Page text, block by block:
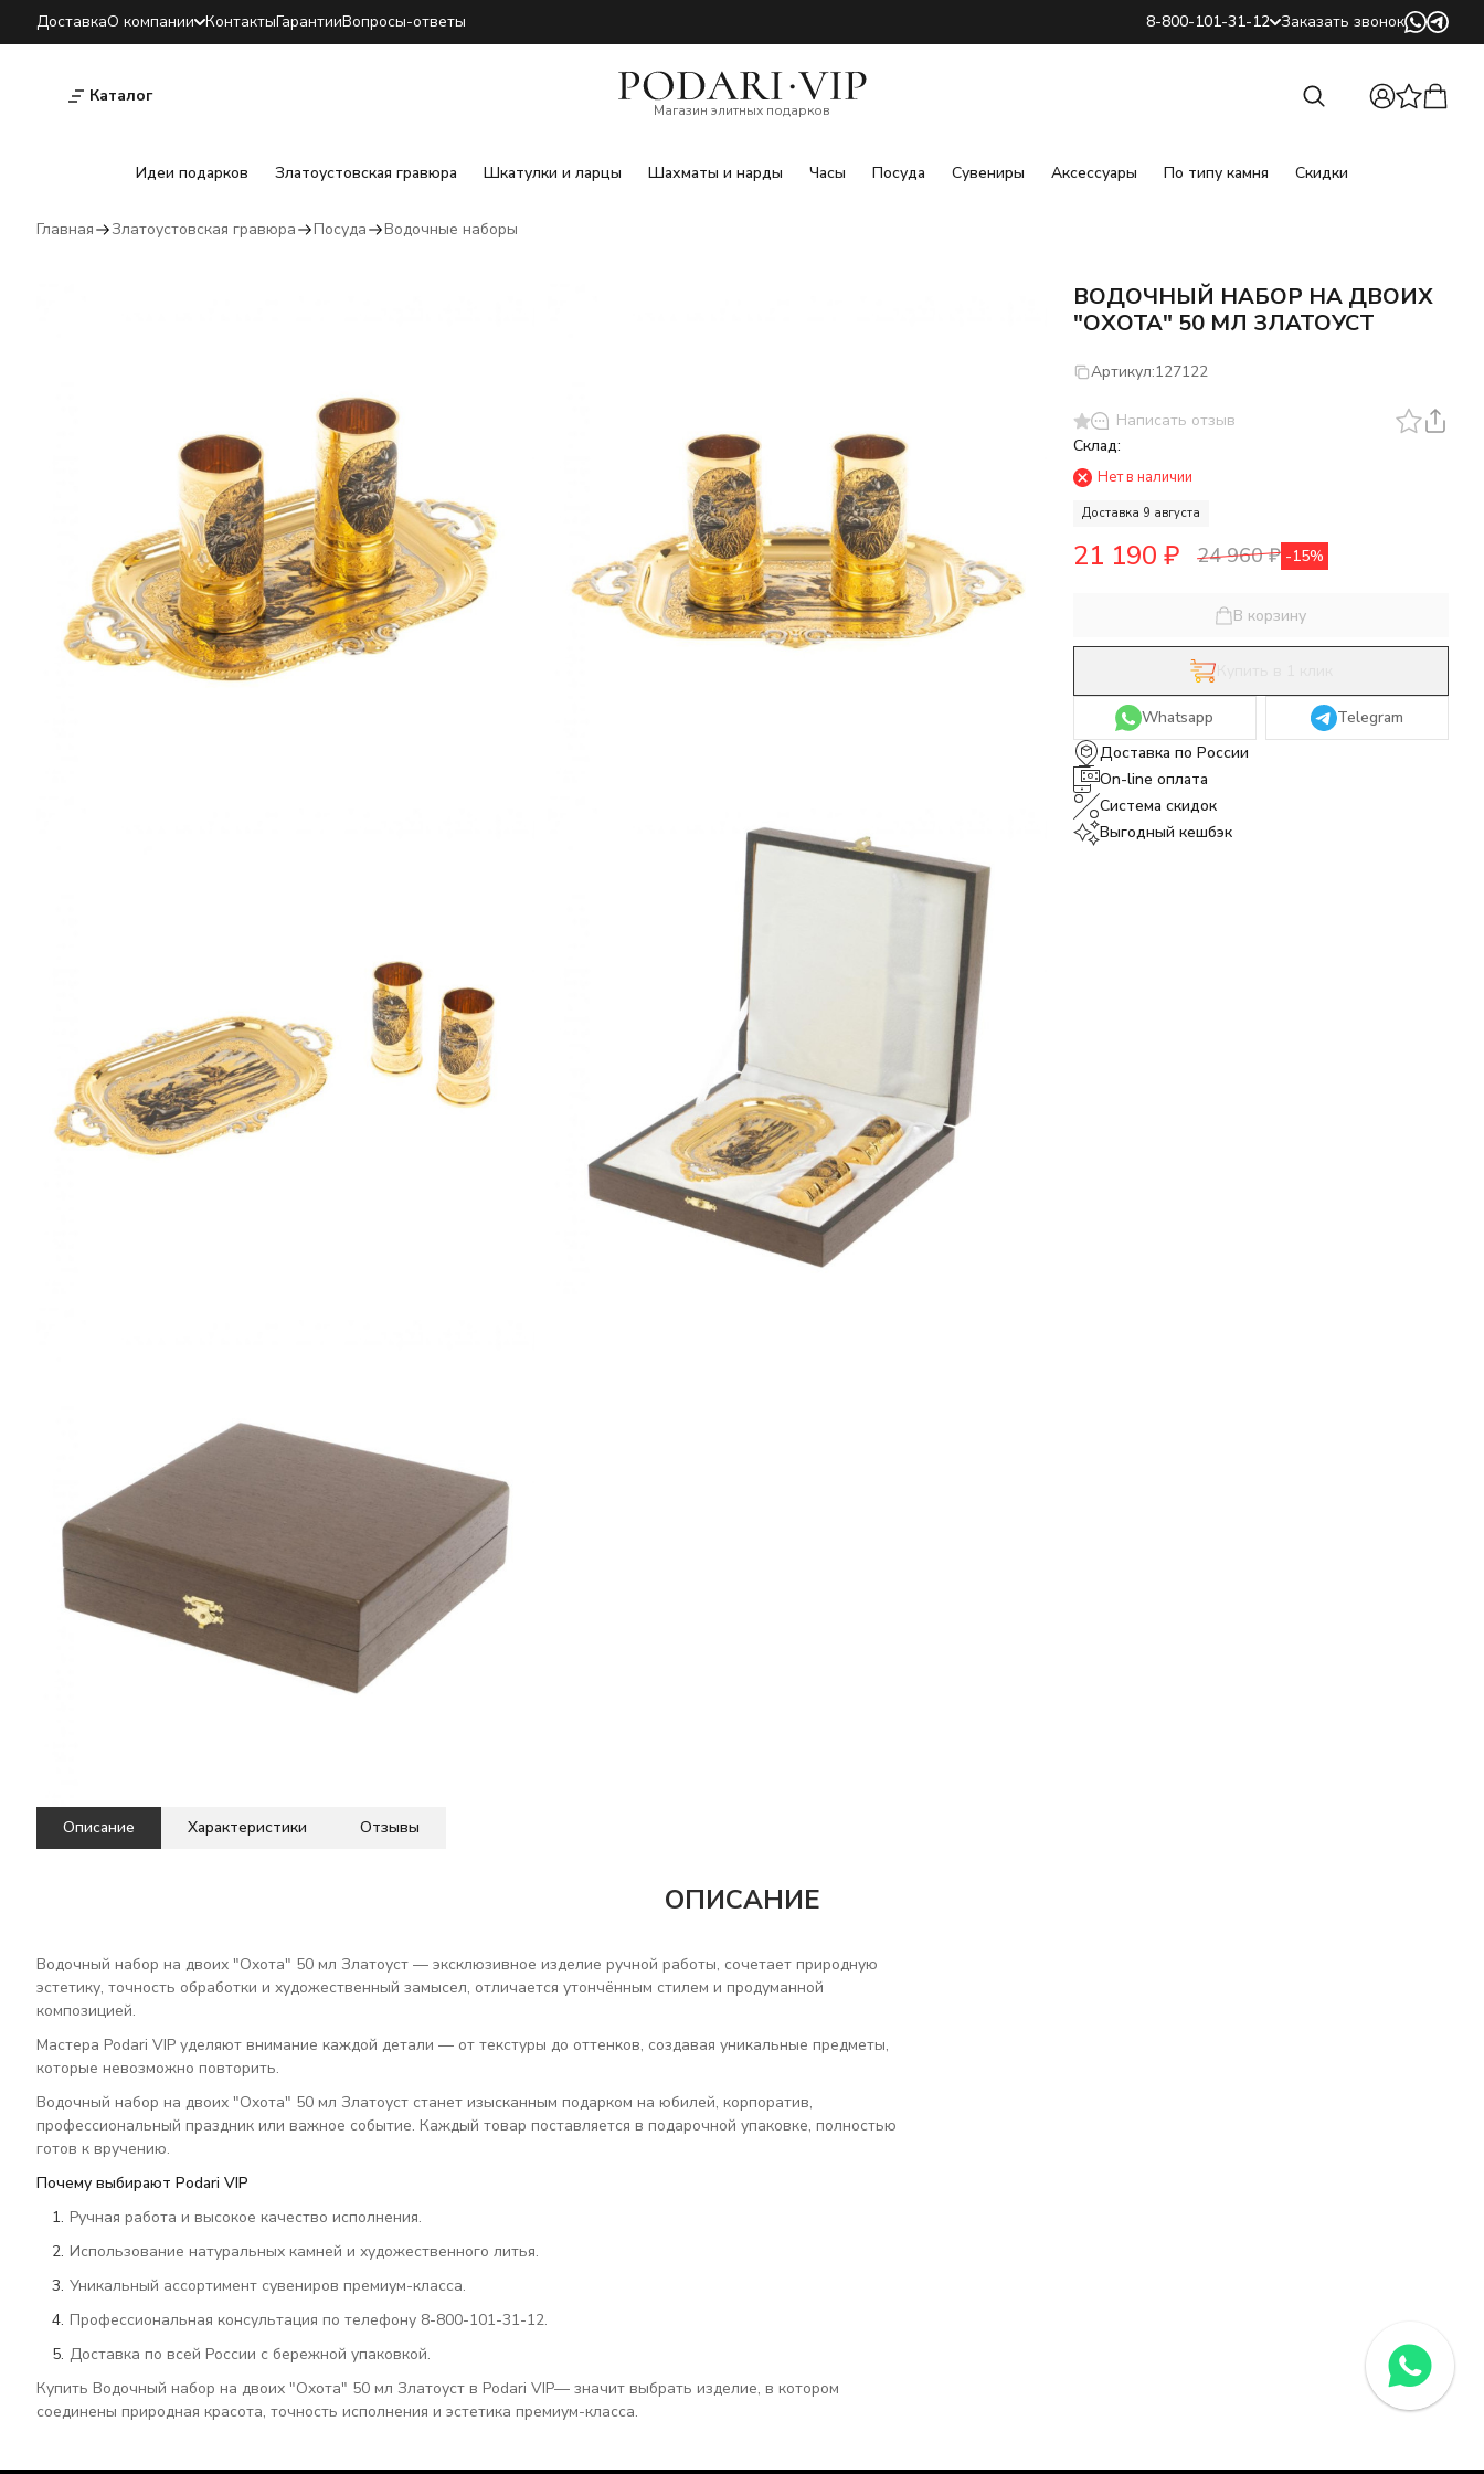
ДоставкаО компании КонтактыГарантииВопросы-ответы 8-800-101-31-12 Заказать звонок
Каталог
Магазин элитных подарков
Идеи подарков Златоустовская гравюра Шкатулки и ларцы Шахматы и нарды Часы Посуда Сувениры Аксессуары По типу камня Скидки
Найти
Главная Златоустовская гравюра Посуда Водочные наборы
ВОДОЧНЫЙ НАБОР НА ДВОИХ
"ОХОТА" 50 МЛ ЗЛАТОУСТ
Артикул:127122
Написать отзыв
Склад:
Нет в наличии
Доставка 9 августа
21 190 ₽ 24 960₽ -15%
В корзину
Whatsapp
Telegram
Доставка по России
On-line оплата
Система скидок
Выгодный кешбэк
Описание Характеристики Отзывы
ОПИСАНИЕ
Водочный набор на двоих "Охота" 50 мл Златоуст — эксклюзивное изделие ручной работы, сочетает природную
эстетику, точность обработки и художественный замысел, отличается утончённым стилем и продуманной
композицией.
Мастера Podari VIP уделяют внимание каждой детали — от текстуры до оттенков, создавая уникальные предметы,
которые невозможно повторить.
Водочный набор на двоих "Охота" 50 мл Златоуст станет изысканным подарком на юбилей, корпоратив,
профессиональный праздник или важное событие. Каждый товар поставляется в подарочной упаковке, полностью
готов к вручению.
Почему выбирают Podari VIP
Ручная работа и высокое качество исполнения.
Использование натуральных камней и художественного литья.
Уникальный ассортимент сувениров премиум-класса.
Профессиональная консультация по телефону 8-800-101-31-12.
Доставка по всей России с бережной упаковкой.
Купить Водочный набор на двоих "Охота" 50 мл Златоуст в Podari VIP— значит выбрать изделие, в котором
соединены природная красота, точность исполнения и эстетика премиум-класса.